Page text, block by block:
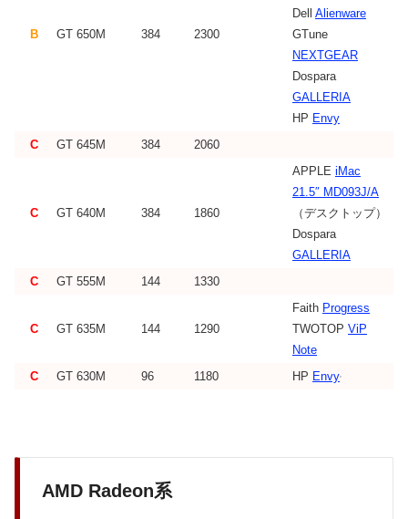
B GT 650M 384 2300
Dell Alienware
GTune
NEXTGEAR
Dospara
GALLERIA
HP Envy
C
GT 645M 384 2060
C GT 640M 384 1860
APPLE iMac
21.5″ MD093J/A
（デスクトップ）
Dospara
GALLERIA
C
GT 555M 144 1330
C GT 635M 144 1290
Faith Progress
TWOTOP ViP
Note
C
GT 630M 96 1180 HP Envy
AMD Radeon系